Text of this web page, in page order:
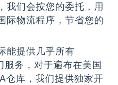
我们会按您的委托，用
际物流程序，节省您的
能提供几乎所有
务，对于遍布在美国
仓库，我们提供独家开